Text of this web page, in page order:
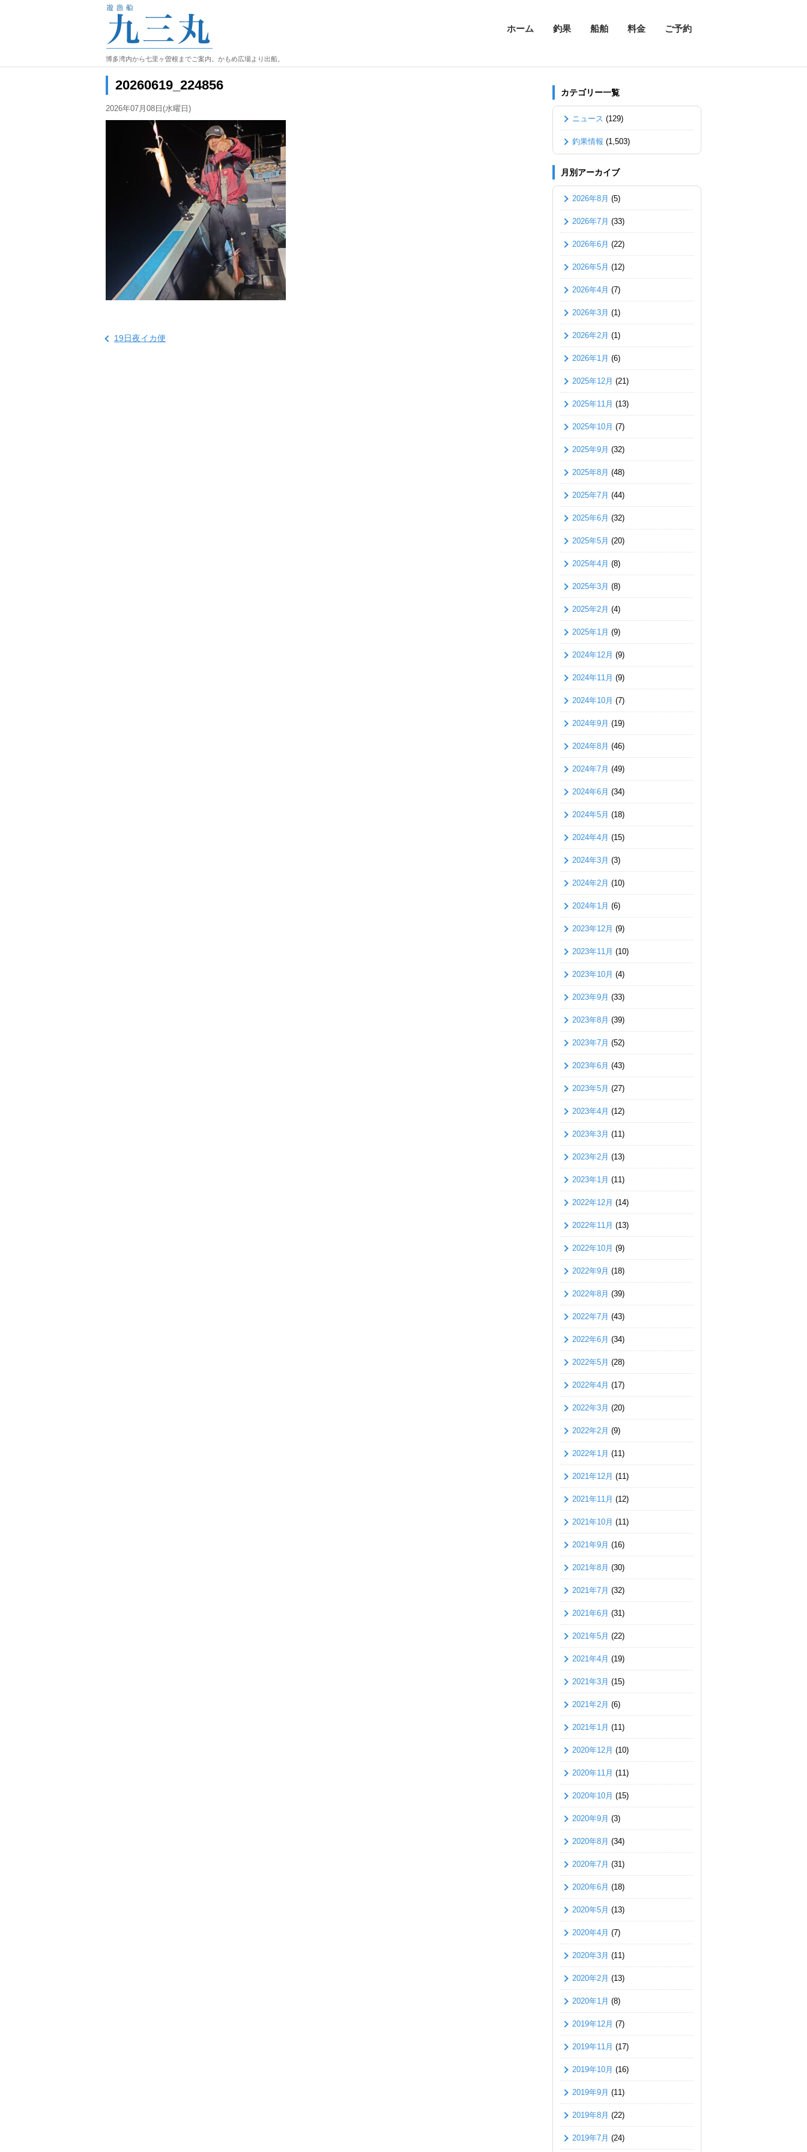
博多湾内から七里ヶ曽根までご案内。かもめ広場より出船。
ホーム 釣果 船舶 料金 ご予約
20260619_224856
2026年07月08日(水曜日)
19日夜イカ便
カテゴリー一覧
ニュース (129)
釣果情報 (1,503)
月別アーカイブ
2026年8月 (5)
2026年7月 (33)
2026年6月 (22)
2026年5月 (12)
2026年4月 (7)
2026年3月 (1)
2026年2月 (1)
2026年1月 (6)
2025年12月 (21)
2025年11月 (13)
2025年10月 (7)
2025年9月 (32)
2025年8月 (48)
2025年7月 (44)
2025年6月 (32)
2025年5月 (20)
2025年4月 (8)
2025年3月 (8)
2025年2月 (4)
2025年1月 (9)
2024年12月 (9)
2024年11月 (9)
2024年10月 (7)
2024年9月 (19)
2024年8月 (46)
2024年7月 (49)
2024年6月 (34)
2024年5月 (18)
2024年4月 (15)
2024年3月 (3)
2024年2月 (10)
2024年1月 (6)
2023年12月 (9)
2023年11月 (10)
2023年10月 (4)
2023年9月 (33)
2023年8月 (39)
2023年7月 (52)
2023年6月 (43)
2023年5月 (27)
2023年4月 (12)
2023年3月 (11)
2023年2月 (13)
2023年1月 (11)
2022年12月 (14)
2022年11月 (13)
2022年10月 (9)
2022年9月 (18)
2022年8月 (39)
2022年7月 (43)
2022年6月 (34)
2022年5月 (28)
2022年4月 (17)
2022年3月 (20)
2022年2月 (9)
2022年1月 (11)
2021年12月 (11)
2021年11月 (12)
2021年10月 (11)
2021年9月 (16)
2021年8月 (30)
2021年7月 (32)
2021年6月 (31)
2021年5月 (22)
2021年4月 (19)
2021年3月 (15)
2021年2月 (6)
2021年1月 (11)
2020年12月 (10)
2020年11月 (11)
2020年10月 (15)
2020年9月 (3)
2020年8月 (34)
2020年7月 (31)
2020年6月 (18)
2020年5月 (13)
2020年4月 (7)
2020年3月 (11)
2020年2月 (13)
2020年1月 (8)
2019年12月 (7)
2019年11月 (17)
2019年10月 (16)
2019年9月 (11)
2019年8月 (22)
2019年7月 (24)